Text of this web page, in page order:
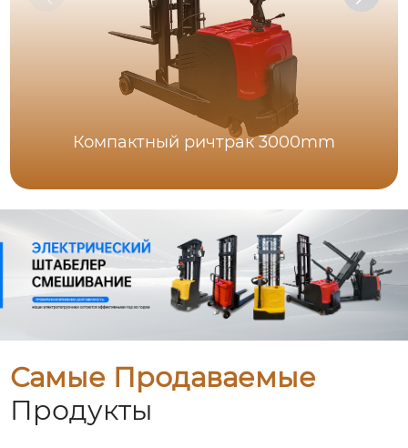
Компактный ричтрак 3000mm
Самые Продаваемые
Продукты